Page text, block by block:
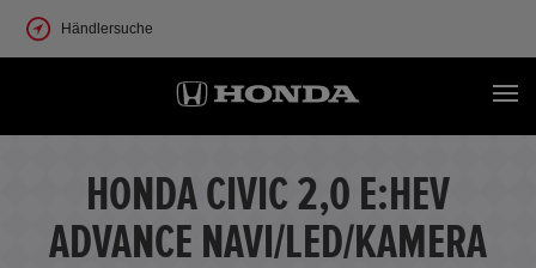
Händlersuche
HONDA CIVIC 2,0 E:HEV
ADVANCE NAVI/LED/KAMERA